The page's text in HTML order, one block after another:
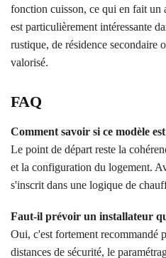
fonction cuisson, ce qui en fait
est particulièrement intéressante
rustique, de résidence secondaire
valorisé.
FAQ
Comment savoir si ce modèle
Le point de départ reste la
et la configuration du logement.
s'inscrit dans une logique de
Faut-il prévoir un installateur
Oui, c'est fortement recommandé
distances de sécurité, le